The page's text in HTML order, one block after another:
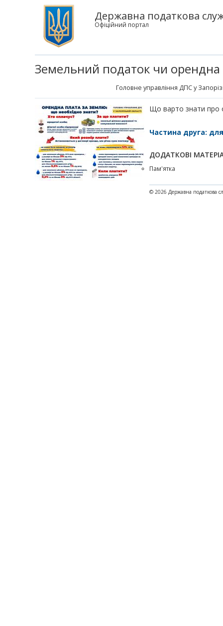
Державна податкова
Офіційний портал
Земельний податок чи орендна
Головне управління ДПС у
Що варто знати про
Частина друга:
ДОДАТКОВІ
Пам'ятка
© 2026 Державна податкова